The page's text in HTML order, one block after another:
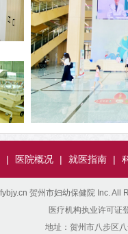
| 医院概况 | 就医指南 |
贺州市妇幼保健院 Inc. All
医疗机构执业许可
地址：贺州市八步区